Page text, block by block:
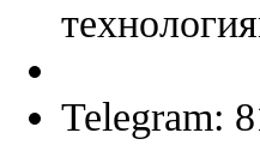
Telegram: